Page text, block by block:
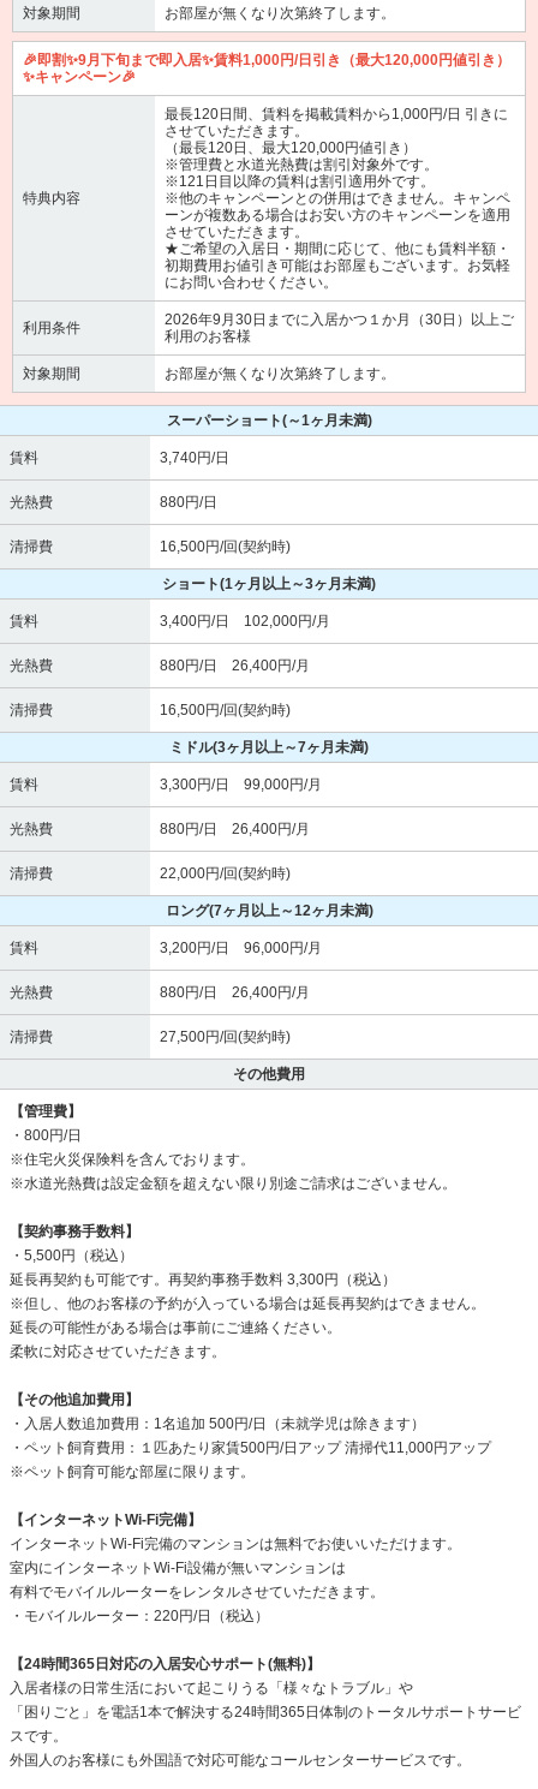
対象期間 お部屋が無くなり次第終了します。
🎉即割✨9月下旬まで即入居✨賃料1,000円/日引き（最大120,000円値引き）
✨キャンペーン🎉
特典内容
最長120日間、賃料を掲載賃料から1,000円/日 引きに
させていただきます。
（最長120日、最大120,000円値引き）
※管理費と水道光熱費は割引対象外です。
※121日目以降の賃料は割引適用外です。
※他のキャンペーンとの併用はできません。キャンペ
ーンが複数ある場合はお安い方のキャンペーンを適用
させていただきます。
★ご希望の入居日・期間に応じて、他にも賃料半額・
初期費用お値引き可能はお部屋もございます。お気軽
にお問い合わせください。
利用条件
2026年9月30日までに入居かつ１か月（30日）以上ご
利用のお客様
対象期間 お部屋が無くなり次第終了します。
スーパーショート(～1ヶ月未満)
賃料 3,740円/日
光熱費 880円/日
清掃費 16,500円/回(契約時)
ショート(1ヶ月以上～3ヶ月未満)
賃料 3,400円/日 102,000円/月
光熱費 880円/日 26,400円/月
清掃費 16,500円/回(契約時)
ミドル(3ヶ月以上～7ヶ月未満)
賃料 3,300円/日 99,000円/月
光熱費 880円/日 26,400円/月
清掃費 22,000円/回(契約時)
ロング(7ヶ月以上～12ヶ月未満)
賃料 3,200円/日 96,000円/月
光熱費 880円/日 26,400円/月
清掃費 27,500円/回(契約時)
その他費用
【管理費】
・800円/日
※住宅火災保険料を含んでおります。
※水道光熱費は設定金額を超えない限り別途ご請求はございません。
【契約事務手数料】
・5,500円（税込）
延長再契約も可能です。再契約事務手数料 3,300円（税込）
※但し、他のお客様の予約が入っている場合は延長再契約はできません。
延長の可能性がある場合は事前にご連絡ください。
柔軟に対応させていただきます。
【その他追加費用】
・入居人数追加費用：1名追加 500円/日（未就学児は除きます）
・ペット飼育費用：１匹あたり家賃500円/日アップ 清掃代11,000円アップ
※ペット飼育可能な部屋に限ります。
【インターネットWi-Fi完備】
インターネットWi-Fi完備のマンションは無料でお使いいただけます。
室内にインターネットWi-Fi設備が無いマンションは
有料でモバイルルーターをレンタルさせていただきます。
・モバイルルーター：220円/日（税込）
【24時間365日対応の入居安心サポート(無料)】
入居者様の日常生活において起こりうる「様々なトラブル」や
「困りごと」を電話1本で解決する24時間365日体制のトータルサポートサービ
スです。
外国人のお客様にも外国語で対応可能なコールセンターサービスです。